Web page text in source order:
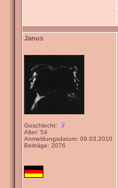
Janus
Geschlecht:
Alter: 54
Anmeldungsdatum: 09.03.2010
Beiträge: 2076